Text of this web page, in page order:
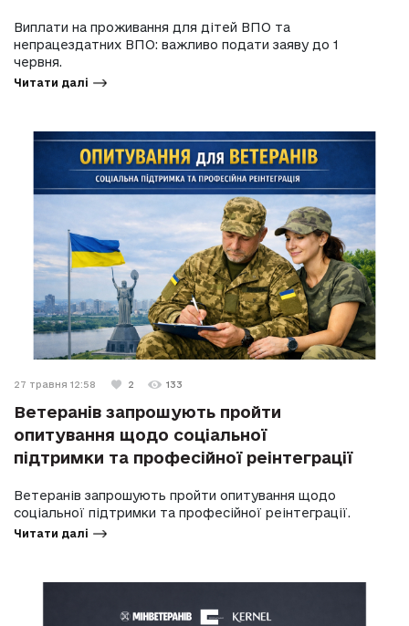
Виплати на проживання для дітей ВПО та
непрацездатних ВПО: важливо подати заяву до 1
червня.
Читати далі
27 травня 12:58 2 133
Ветеранів запрошують пройти
опитування щодо соціальної
підтримки та професійної реінтеграції
Ветеранів запрошують пройти опитування щодо
соціальної підтримки та професійної реінтеграції.
Читати далі